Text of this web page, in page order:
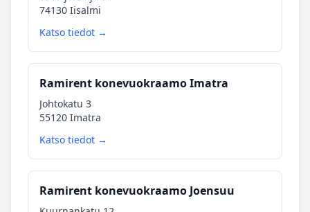
74130 Iisalmi
Katso tiedot →
Ramirent konevuokraamo Imatra
Johtokatu 3
55120 Imatra
Katso tiedot →
Ramirent konevuokraamo Joensuu